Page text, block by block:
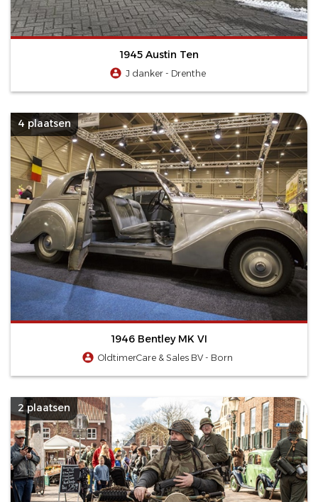
1945 Austin Ten
J danker - Drenthe
4 plaatsen
1946 Bentley MK VI
OldtimerCare & Sales BV - Born
2 plaatsen